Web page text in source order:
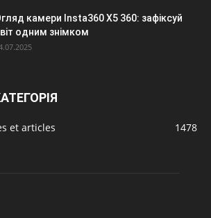
камери Insta360 X5 360: зафіксуй
одним знімком
et articles 1478